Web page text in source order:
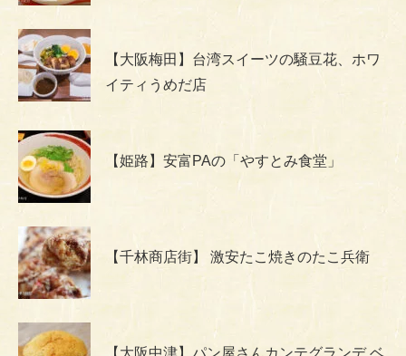
【大阪梅田】台湾スイーツの騒豆花、ホワ
イティうめだ店
【姫路】安富PAの「やすとみ食堂」
【千林商店街】 激安たこ焼きのたこ兵衛
【大阪中津】パン屋さんカンテグランデ ベ